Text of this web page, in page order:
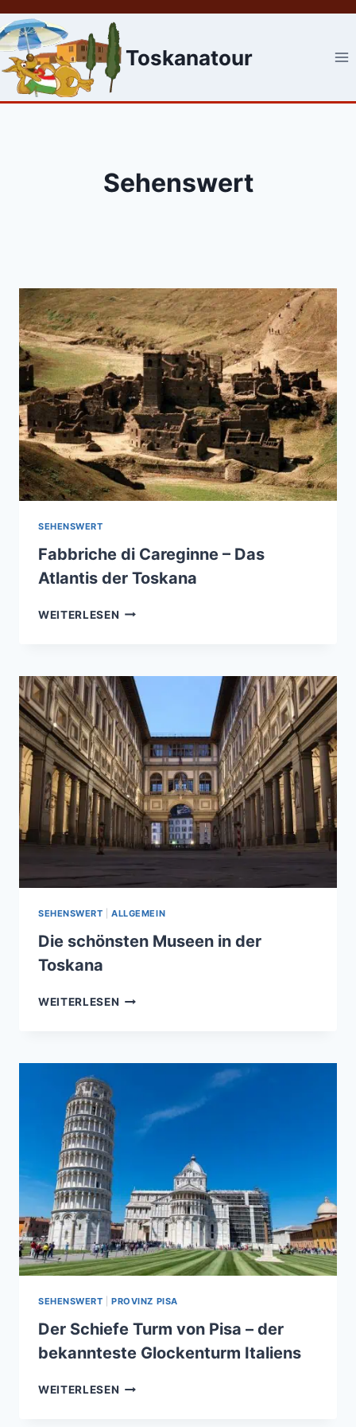
Skip
to
content
Toskanatour
Sehenswert
SEHENSWERT
Fabbriche di Careginne – Das
Atlantis der Toskana
WEITERLESEN FABBRICHE
DAS
ATLANTIS
DER
TOSKANA
SEHENSWERT |ALLGEMEIN
Die schönsten Museen in der
Toskana
WEITERLESEN DIE
DER
SEHENSWERT |PROVINZ PISA
Der Schiefe Turm von Pisa – der
bekannteste Glockenturm Italiens
WEITERLESEN DER